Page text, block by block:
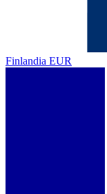
Finlandia EUR